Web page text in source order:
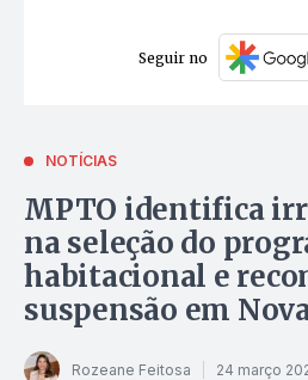
Seguir no
NOTÍCIAS
MPTO identifica
na seleção do
habitacional e
suspensão em
Rozeane Feitosa 24 março